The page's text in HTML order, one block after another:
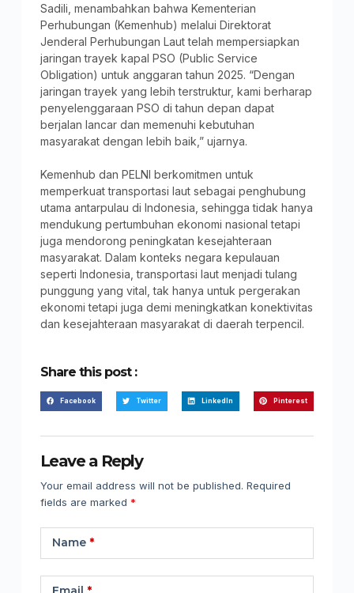
Sadili, menambahkan bahwa Kementerian
Perhubungan (Kemenhub) melalui Direktorat
Jenderal Perhubungan Laut telah mempersiapkan
jaringan trayek kapal PSO (Public Service
Obligation) untuk anggaran tahun 2025. “Dengan
jaringan trayek yang lebih terstruktur, kami berharap
penyelenggaraan PSO di tahun depan dapat
berjalan lancar dan memenuhi kebutuhan
masyarakat dengan lebih baik,” ujarnya.
Kemenhub dan PELNI berkomitmen untuk
memperkuat transportasi laut sebagai penghubung
utama antarpulau di Indonesia, sehingga tidak hanya
mendukung pertumbuhan ekonomi nasional tetapi
juga mendorong peningkatan kesejahteraan
masyarakat. Dalam konteks negara kepulauan
seperti Indonesia, transportasi laut menjadi tulang
punggung yang vital, tak hanya untuk pergerakan
ekonomi tetapi juga demi meningkatkan konektivitas
dan kesejahteraan masyarakat di daerah terpencil.
Share this post :
Facebook Twitter LinkedIn Pinterest
Leave a Reply
Your email address will not be published. Required
fields are marked *
Name*